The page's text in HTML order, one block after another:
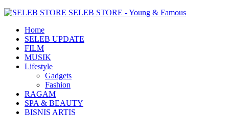
SELEB STORE - Young & Famous
Home
SELEB UPDATE
FILM
MUSIK
Lifestyle
Gadgets
Fashion
RAGAM
SPA & BEAUTY
BISNIS ARTIS